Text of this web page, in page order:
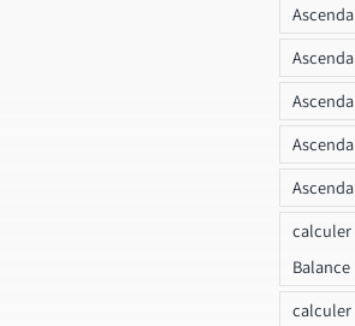
calculer
Balance
calculer